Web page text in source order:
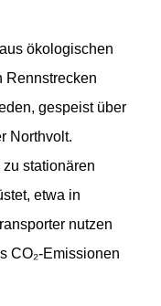
ökologischen
Rennstrecken
gespeist über
Northvolt.
stationären
etwa in
nutzen
CO₂-Emissionen